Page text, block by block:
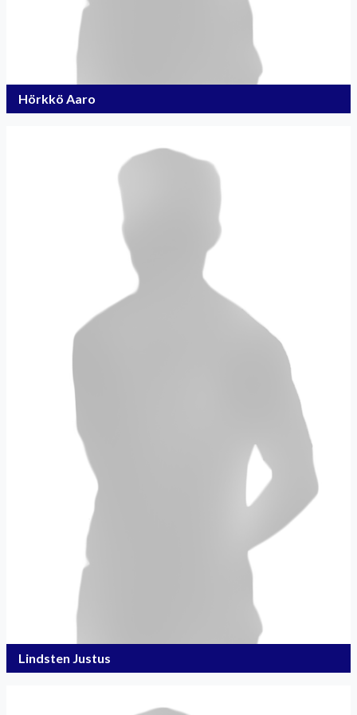
Hörkkö Aaro
Lindsten Justus